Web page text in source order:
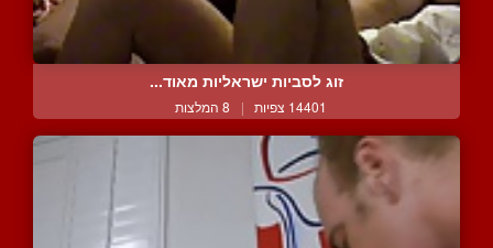
זוג לסביות ישראליות מאוד...
14401 צפיות | 8 המלצות